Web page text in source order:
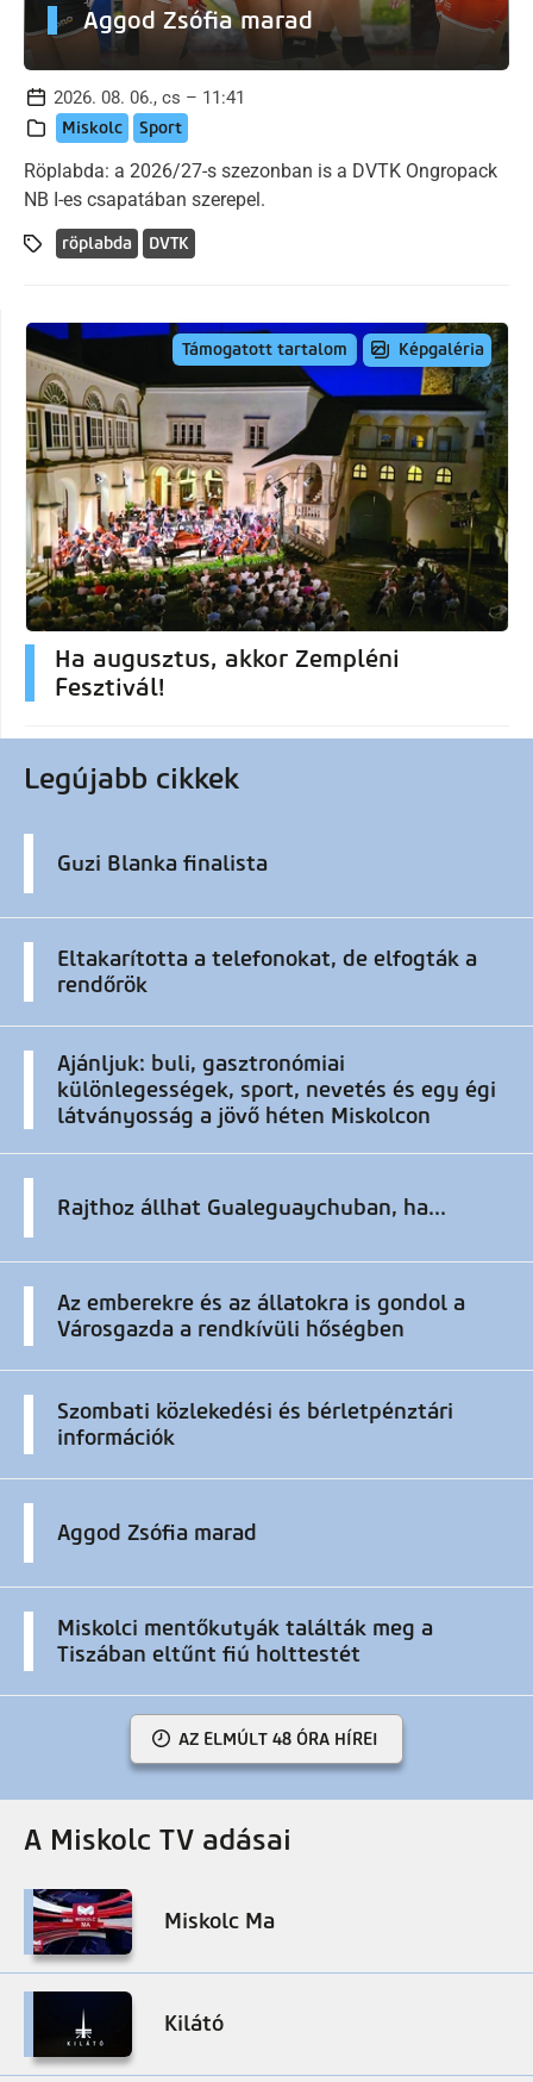
Aggod Zsófia marad
2026. 08. 06., cs – 11:41
Miskolc Sport
Röplabda: a 2026/27-s szezonban is a DVTK Ongropack
NB I-es csapatában szerepel.
röplabda DVTK
Támogatott tartalom Képgaléria
Ha augusztus, akkor Zempléni
Fesztivál!
Legújabb cikkek
Guzi Blanka finalista
Eltakarította a telefonokat, de elfogták a
rendőrök
Ajánljuk: buli, gasztronómiai
különlegességek, sport, nevetés és egy égi
látványosság a jövő héten Miskolcon
Rajthoz állhat Gualeguaychuban, ha...
Az emberekre és az állatokra is gondol a
Városgazda a rendkívüli hőségben
Szombati közlekedési és bérletpénztári
információk
Aggod Zsófia marad
Miskolci mentőkutyák találták meg a
Tiszában eltűnt fiú holttestét
AZ ELMÚLT 48 ÓRA HÍREI
A Miskolc TV adásai
Miskolc Ma
Kilátó